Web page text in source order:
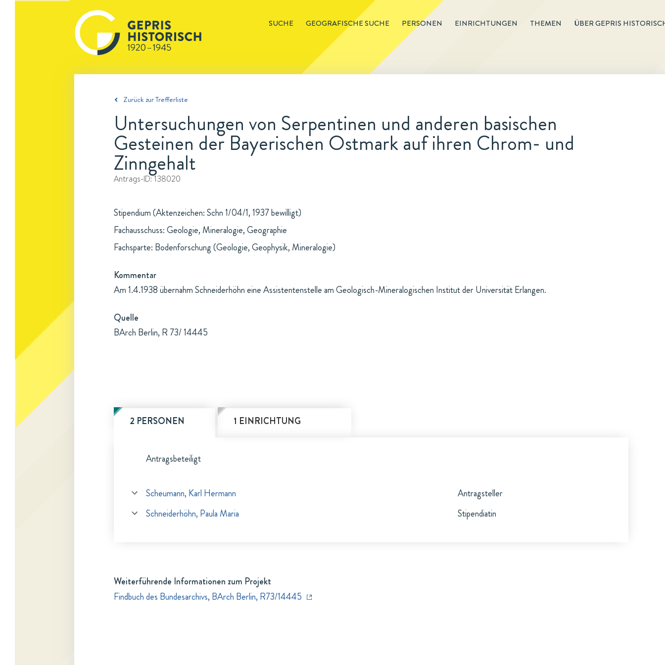
SUCHE GEOGRAFISCHE SUCHE PERSONEN EINRICHTUNGEN THEMEN ÜBER GEPRIS
Zurück zur Trefferliste
Untersuchungen von Serpentinen und anderen basischen
Gesteinen der Bayerischen Ostmark auf ihren Chrom- und
Zinngehalt
Antrags-ID:138020
Stipendium (Aktenzeichen: Schn 1/04/1, 1937 bewilligt)
Fachausschuss: Geologie, Mineralogie, Geographie
Fachsparte: Bodenforschung (Geologie, Geophysik, Mineralogie)
Kommentar
Am 1.4.1938 übernahm Schneiderhöhn eine Assistentenstelle am Geologisch-Mineralogischen Institut der Universität Erlangen.
Quelle
BArch Berlin, R 73/ 14445
2 PERSONEN 1 EINRICHTUNG
Antragsbeteiligt
Scheumann, Karl Hermann
Antragsteller
Schneiderhöhn, Paula Maria
Stipendiatin
Weiterführende Informationen zum Projekt
Findbuch des Bundesarchivs, BArch Berlin, R73/14445